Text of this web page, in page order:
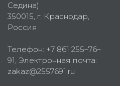
Седина)
350015, г. Краснодар,
Россия
Телефон: +7 861 255–76–
91, Электронная почта:
zakaz@2557691.ru